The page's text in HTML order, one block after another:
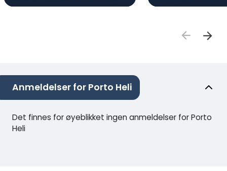
Anmeldelser for Porto Heli
Det finnes for øyeblikket ingen anmeldelser for Porto
Heli